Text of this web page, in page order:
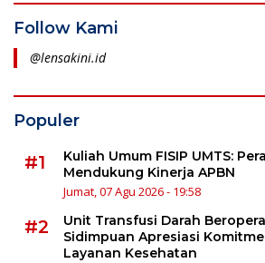
Follow Kami
@lensakini.id
Populer
#1
Kuliah Umum FISIP UMTS:
Mendukung Kinerja APBN
Jumat, 07 Agu 2026 - 19:58
#2
Unit Transfusi Darah
Sidimpuan Apresiasi
Layanan Kesehatan